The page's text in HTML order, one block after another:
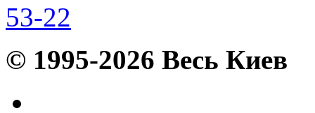
53-22
© 1995-2026 Весь Киев